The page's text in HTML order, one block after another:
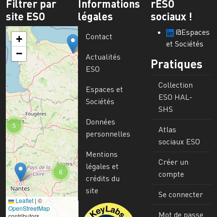
Filtrer par
site ESO
6
5
+
−
Leaflet | ©
OpenStreetMap
Informations
légales
Contact
Actualités
ESO
Espaces et
Sociétés
Données
personnelles
Mentions
légales et
crédits du
site
Image
rESO
sociaux !
@Espaces
et Sociétés
Pratiques
Collection
ESO HAL-
SHS
Atlas
sociaux ESO
Créer un
compte
Se connecter
Mot de passe